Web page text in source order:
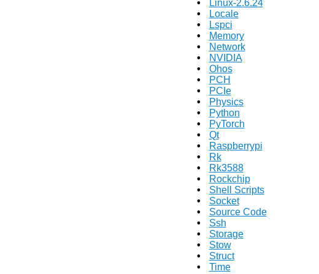
Linux-2.6.24
Locale
Lspci
Memory
Network
NVIDIA
Ohos
PCH
PCIe
Physics
Python
PyTorch
Qt
Raspberrypi
Rk
Rk3588
Rockchip
Shell Scripts
Socket
Source Code
Ssh
Storage
Stow
Struct
Time